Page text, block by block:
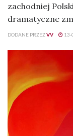
zachodniej
dramatyczne
DODANE PRZEZVV 13-